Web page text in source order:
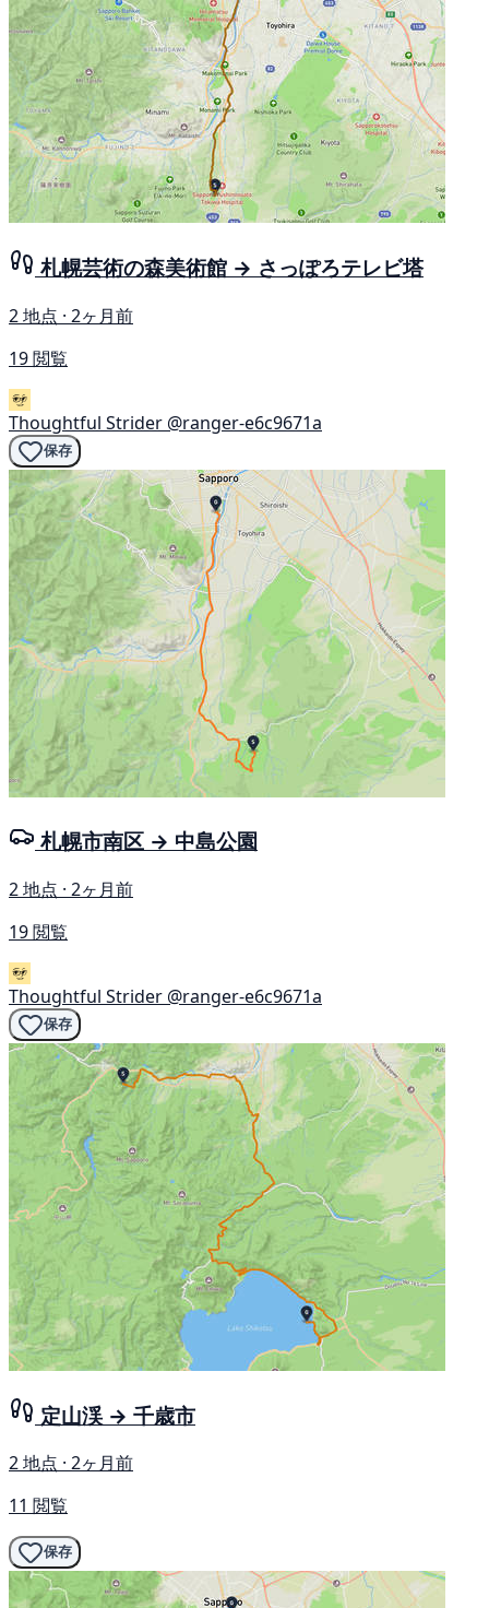
札幌芸術の森美術館 → さっぽろテレビ塔
2 地点 · 2ヶ月前
19 閲覧
Thoughtful Strider @ranger-e6c9671a
保存
札幌市南区 → 中島公園
2 地点 · 2ヶ月前
19 閲覧
Thoughtful Strider @ranger-e6c9671a
保存
定山渓 → 千歳市
2 地点 · 2ヶ月前
11 閲覧
保存